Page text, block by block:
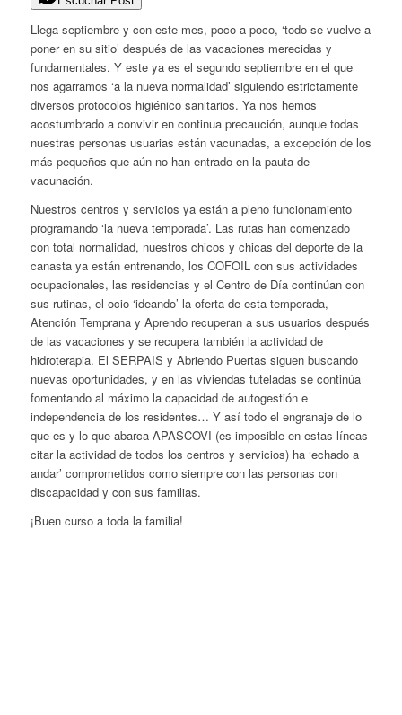
Llega septiembre y con este mes, poco a poco, ‘todo se vuelve a
poner en su sitio’ después de las vacaciones merecidas y
fundamentales. Y este ya es el segundo septiembre en el que
nos agarramos ‘a la nueva normalidad’ siguiendo estrictamente
diversos protocolos higiénico sanitarios. Ya nos hemos
acostumbrado a convivir en continua precaución, aunque todas
nuestras personas usuarias están vacunadas, a excepción de los
más pequeños que aún no han entrado en la pauta de
vacunación.
Nuestros centros y servicios ya están a pleno funcionamiento
programando ‘la nueva temporada’. Las rutas han comenzado
con total normalidad, nuestros chicos y chicas del deporte de la
canasta ya están entrenando, los COFOIL con sus actividades
ocupacionales, las residencias y el Centro de Día continúan con
sus rutinas, el ocio ‘ideando’ la oferta de esta temporada,
Atención Temprana y Aprendo recuperan a sus usuarios después
de las vacaciones y se recupera también la actividad de
hidroterapia. El SERPAIS y Abriendo Puertas siguen buscando
nuevas oportunidades, y en las viviendas tuteladas se continúa
fomentando al máximo la capacidad de autogestión e
independencia de los residentes… Y así todo el engranaje de lo
que es y lo que abarca APASCOVI (es imposible en estas líneas
citar la actividad de todos los centros y servicios) ha ‘echado a
andar’ comprometidos como siempre con las personas con
discapacidad y con sus familias.
¡Buen curso a toda la familia!